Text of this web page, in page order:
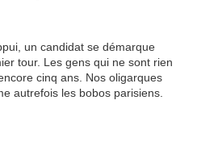
un candidat se démarque
tour. Les gens qui ne sont rien
cinq ans. Nos oligarques
autrefois les bobos parisiens.